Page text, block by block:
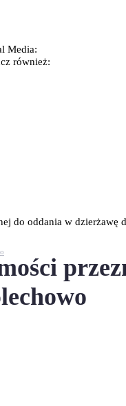
Media:
również:
do oddania w dzierżawę